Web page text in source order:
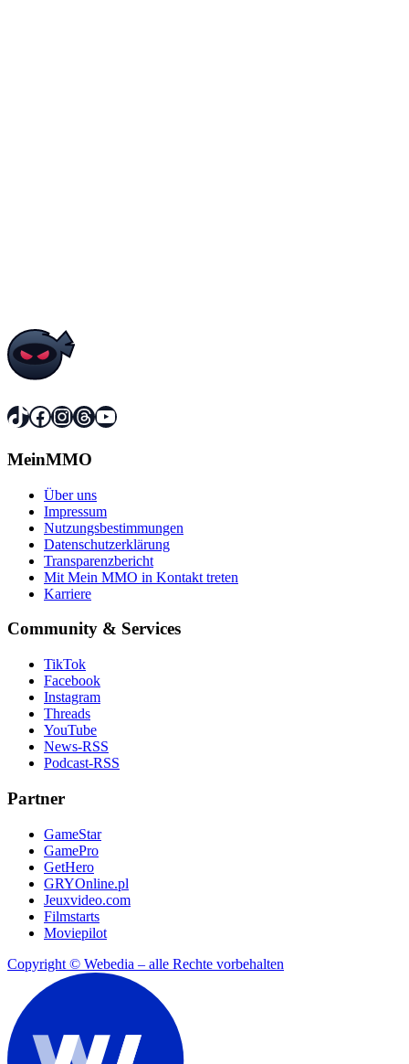
TikTok
Facebook
Instagram
Threads
YouTube
MeinMMO
Über uns
Impressum
Nutzungsbestimmungen
Datenschutzerklärung
Transparenzbericht
Mit Mein MMO in Kontakt treten
Karriere
Community & Services
TikTok
Facebook
Instagram
Threads
YouTube
News-RSS
Podcast-RSS
Partner
GameStar
GamePro
GetHero
GRYOnline.pl
Jeuxvideo.com
Filmstarts
Moviepilot
Copyright © Webedia – alle Rechte vorbehalten